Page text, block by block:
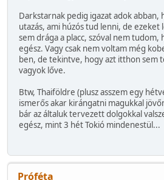
Darkstarnak pedig igazat adok abban,
utazás, ami húzós tud lenni, de ezeket
sem drága a placc, szóval nem tudom,
egész. Vagy csak nem voltam még
ben, de tekintve, hogy azt itthon sem
vagyok lőve.
Btw, Thaiföldre (plusz asszem egy
ismerős akar kirángatni magukkal
bár az általuk tervezett dolgokkal
egész, mint 3 hét Tokió mindenestül...
Próféta